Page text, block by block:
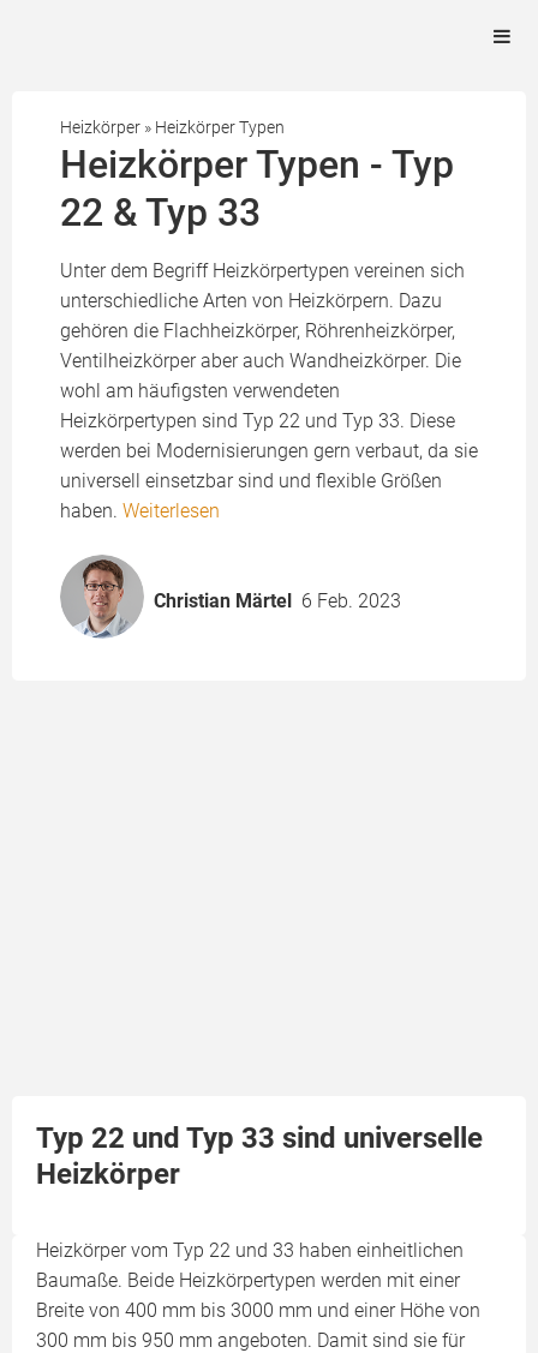
Heizkörper » Heizkörper Typen
Heizkörper Typen - Typ
22 & Typ 33
Unter dem Begriff Heizkörpertypen vereinen sich
unterschiedliche Arten von Heizkörpern. Dazu
gehören die Flachheizkörper, Röhrenheizkörper,
Ventilheizkörper aber auch Wandheizkörper. Die
wohl am häufigsten verwendeten
Heizkörpertypen sind Typ 22 und Typ 33. Diese
werden bei Modernisierungen gern verbaut, da sie
universell einsetzbar sind und flexible Größen
haben. Weiterlesen
Christian Märtel 6 Feb. 2023
Typ 22 und Typ 33 sind universelle
Heizkörper
Heizkörper vom Typ 22 und 33 haben einheitlichen
Baumaße. Beide Heizkörpertypen werden mit einer
Breite von 400 mm bis 3000 mm und einer Höhe von
300 mm bis 950 mm angeboten. Damit sind sie für